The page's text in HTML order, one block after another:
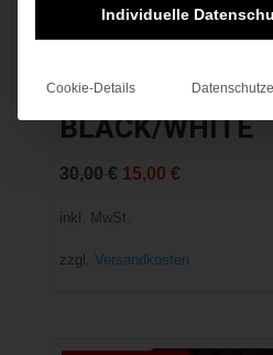
B NP TOP LS
BLACK/WHITE
30,00 € Ursprünglicher
15,00 €Aktueller
inkl. MwSt.
zzgl. Versandkosten
Individuelle
Cookie-Details